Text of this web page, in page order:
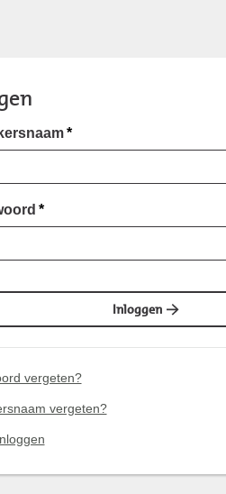
*
*
Inloggen
vergeten?
vergeten?